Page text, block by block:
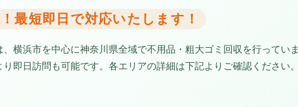
最短即日で対応いたします！
横浜市を中心に神奈川県全域で不用品・粗大ゴミ回収を行っていま
即日訪問も可能です。各エリアの詳細は下記よりご確認ください。